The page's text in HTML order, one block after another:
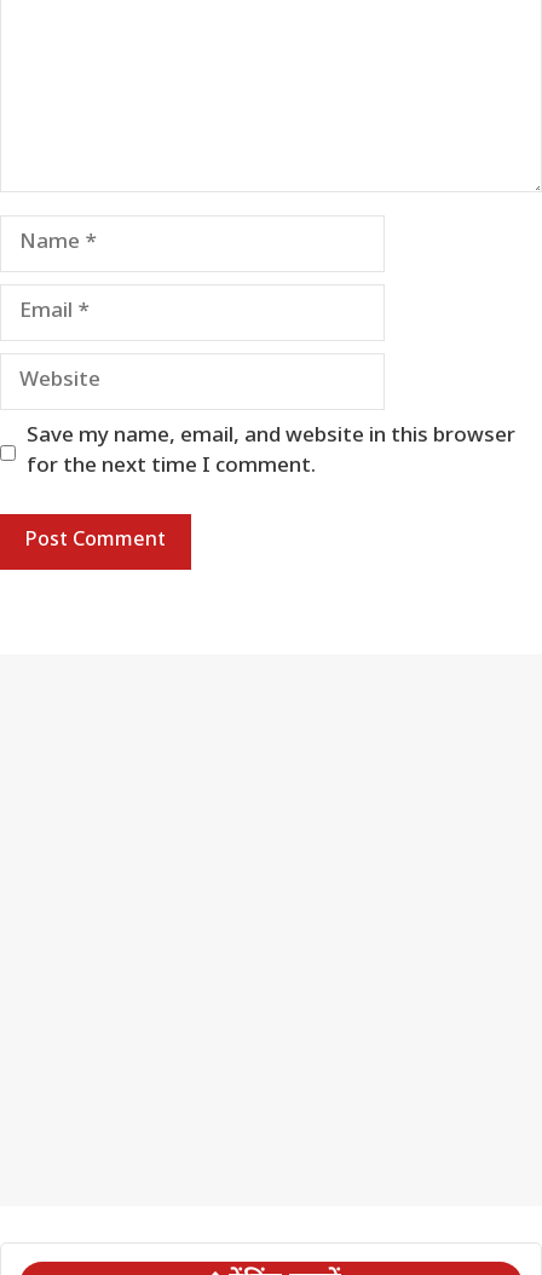
Name
Email
Website
Save my name, email, and website in this browser
for the next time I comment.